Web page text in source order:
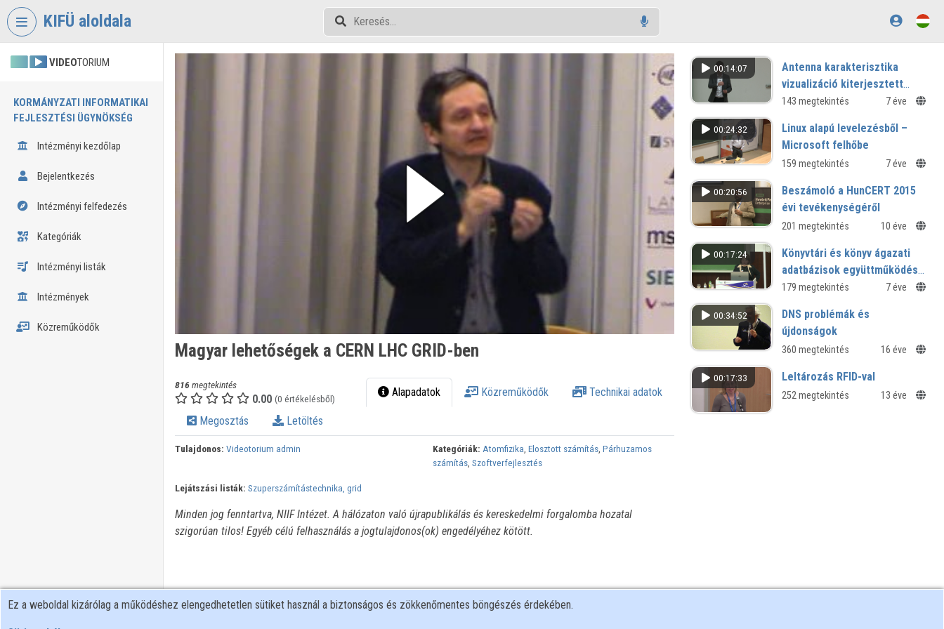
Fejléc kihagyása
KIFÜ aloldala
VIDEOTORIUM
KORMÁNYZATI INFORMATIKAI
FEJLESZTÉSI ÜGYNÖKSÉG
Intézményi kezdőlap
Bejelentkezés
Intézményi felfedezés
Kategóriák
Intézményi listák
Intézmények
Közreműködők
Magyar lehetőségek a CERN LHC GRID-ben
816 megtekintés
0.00 (0 értékelésből) Alapadatok Közreműködők Technikai adatok
Megosztás Letöltés
Tulajdonos: Videotorium admin Kategóriák: Atomfizika,Elosztott számítás,Párhuzamos
számítás,Szoftverfejlesztés
Lejátszási listák: Szuperszámítástechnika, grid
Minden jog fenntartva, NIIF Intézet. A hálózaton való újrapublikálás és kereskedelmi forgalomba hozatal
szigorúan tilos! Egyéb célú felhasználás a jogtulajdonos(ok) engedélyéhez kötött.
00:14:07
Antenna karakterisztika
vizualizáció kiterjesztett
valósággal
143 megtekintés 7 éve
00:24:32
Linux alapú levelezésből –
Microsoft felhőbe
159 megtekintés 7 éve
00:20:56
Beszámoló a HunCERT 2015
évi tevékenységéről
201 megtekintés 10 éve
00:17:24
Könyvtári és könyv ágazati
adatbázisok együttműködése
(és annak előnyei)
179 megtekintés 7 éve
00:34:52
DNS problémák és
újdonságok
360 megtekintés 16 éve
00:17:33 Leltározás RFID-val
252 megtekintés 13 éve
Ez a weboldal kizárólag a működéshez elengedhetetlen sütiket használ a biztonságos és zökkenőmentes böngészés érdekében.